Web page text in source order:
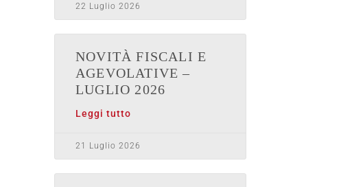
22 Luglio 2026
NOVITÀ FISCALI E
AGEVOLATIVE –
LUGLIO 2026
Leggi tutto
21 Luglio 2026